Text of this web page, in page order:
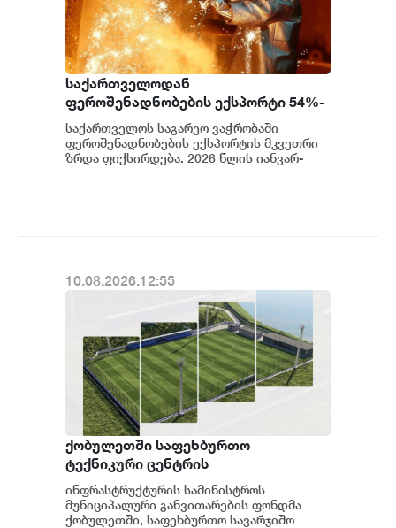
საქართველოდან
ფეროშენადნობების ექსპორტი 54%-
ით არის გაზრდილი
საქართველოს საგარეო ვაჭრობაში
ფეროშენადნობების ექსპორტის მკვეთრი
ზრდა ფიქსირდება. 2026 წლის იანვარ-
10.08.2026.12:55
ქობულეთში საფეხბურთო
ტექნიკური ცენტრის
მშენებლობისთვის ტენდერი
გამოცხადდა
ინფრასტრუქტურის სამინისტროს
მუნიციპალური განვითარების ფონდმა
ქობულეთში, საფეხბურთო სავარჯიშო